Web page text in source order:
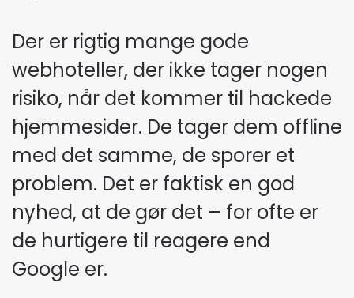
Der er rigtig mange gode
webhoteller, der ikke tager nogen
risiko, når det kommer til hackede
hjemmesider. De tager dem offline
med det samme, de sporer et
problem. Det er faktisk en god
nyhed, at de gør det – for ofte er
de hurtigere til reagere end
Google er.